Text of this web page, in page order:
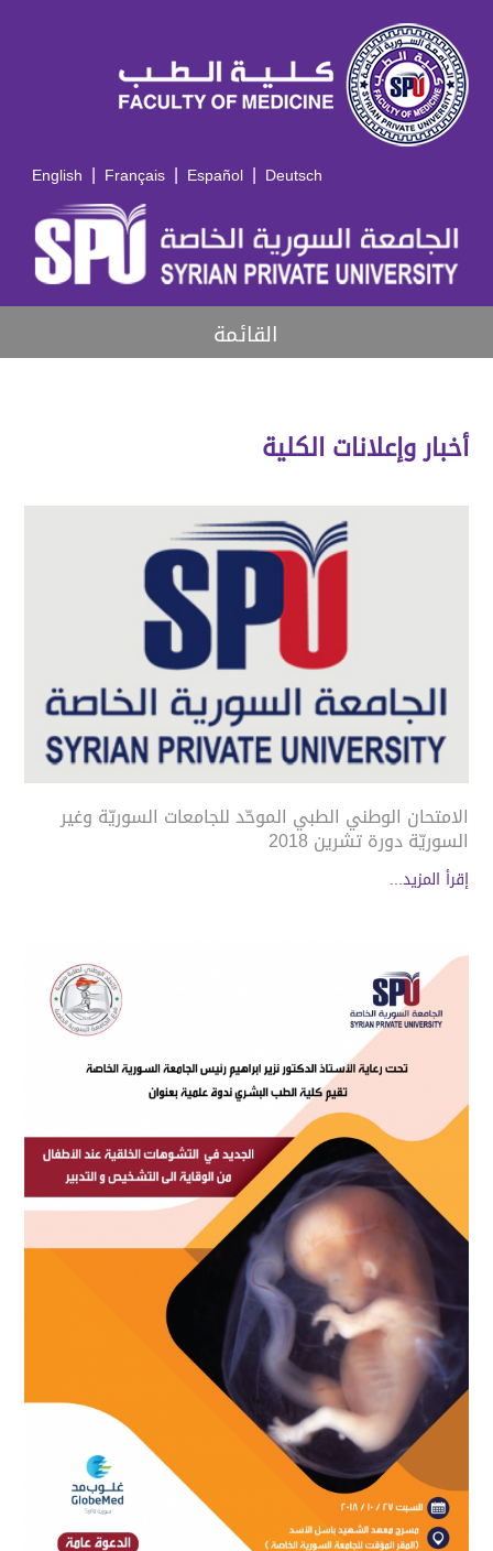
English | Français | Español | Deutsch
القائمة
أخبار وإعلانات الكلية
الامتحان الوطني الطبي الموحّد للجامعات السوريّة وغير
السوريّة دورة تشرين 2018
إقرأ المزيد...